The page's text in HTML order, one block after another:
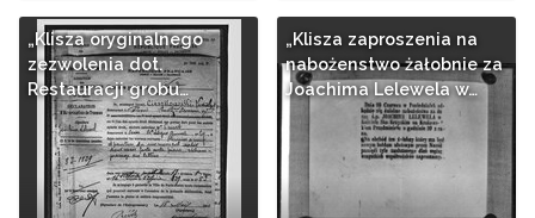
„Klisza oryginalnego
zezwolenia dot.
Restauracji grobu…
„Klisza zaproszenia na
nabożenstwo żałobnie za
Joachima Lelewela w…